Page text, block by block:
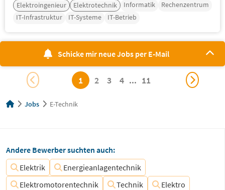
Elektroingenieur Elektrotechnik Informatik
Rechenzentrum
IT-Infrastruktur
IT-Systeme IT-Betrieb
Schicke mir neue Jobs per E-Mail
1 2 3 4 ... 11
Jobs E-Technik
Andere Bewerber suchten auch:
Elektrik
Energieanlagentechnik
Elektromotorentechnik
Technik
Elektro